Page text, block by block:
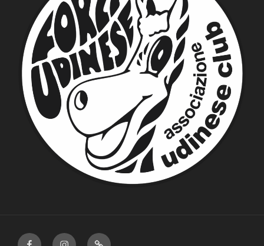
FacebookInstagramPrivacy